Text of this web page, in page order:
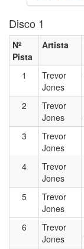
Disco 1
Nº
Pista
Artista
1
Trevor
Jones
2
Trevor
Jones
3
Trevor
Jones
4
Trevor
Jones
5
Trevor
Jones
6
Trevor
Jones